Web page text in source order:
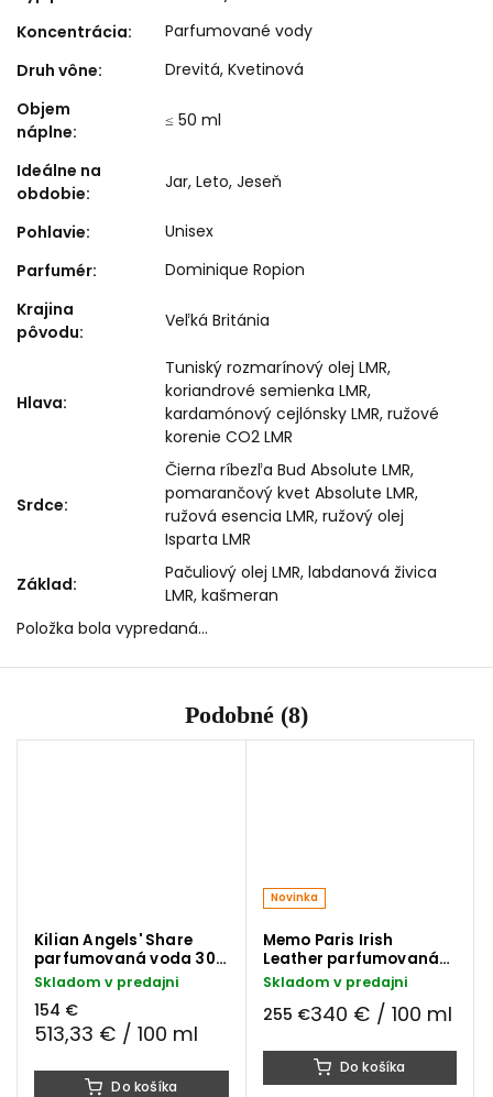
Koncentrácia:
Parfumované vody
Druh vône: Drevitá, Kvetinová
Objem
náplne:
≤ 50 ml
Ideálne na
obdobie:
Jar, Leto, Jeseň
Pohlavie:
Unisex
Parfumér:
Dominique Ropion
Krajina
pôvodu:
Veľká Británia
Hlava:
Tuniský rozmarínový olej LMR,
koriandrové semienka LMR,
kardamónový cejlónsky LMR, ružové
korenie CO2 LMR
Srdce:
Čierna ríbezľa Bud Absolute LMR,
pomarančový kvet Absolute LMR,
ružová esencia LMR, ružový olej
Isparta LMR
Základ:
Pačuliový olej LMR, labdanová živica
LMR, kašmeran
Položka bola vypredaná…
Podobné (8)
Kilian Angels' Share
parfumovaná voda 30
ml
Skladom v predajni
154 €
513,33 € / 100 ml
Do košíka
Novinka
Memo Paris Irish
Leather parfumovaná
voda 75 ml
Skladom v predajni
255 €340 € / 100 ml
Do košíka